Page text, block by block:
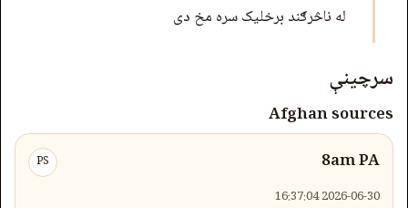
له ناڅرګند برخلیک سره مخ دی
سرچینې
Afghan sources
8am PA
PS
2026-06-30 16:37:04